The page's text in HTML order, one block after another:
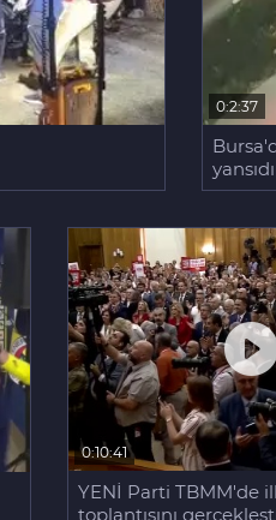
0:2:37
yansıdı
0:10:41
YENİ Parti TBMM'de
toplantısını